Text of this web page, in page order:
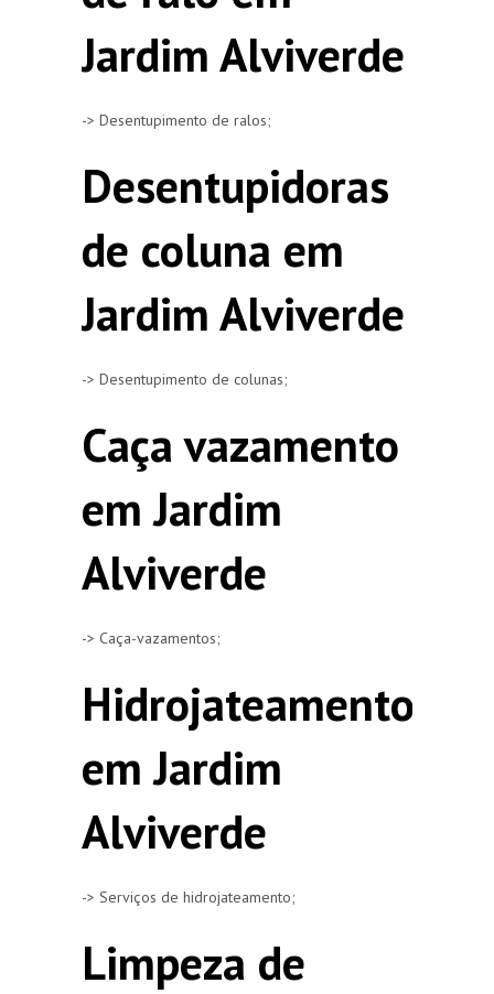
Jardim Alviverde
-> Desentupimento de ralos;
Desentupidoras
de coluna em
Jardim Alviverde
-> Desentupimento de colunas;
Caça vazamento
em Jardim
Alviverde
-> Caça-vazamentos;
Hidrojateamento
em Jardim
Alviverde
-> Serviços de hidrojateamento;
Limpeza de